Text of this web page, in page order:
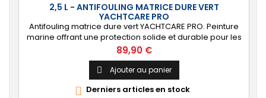
2,5 L - ANTIFOULING MATRICE DURE VERT
YACHTCARE PRO
Antifouling matrice dure vert YACHTCARE PRO. Peinture
marine offrant une protection solide et durable pour les
bateaux en polyester, bois et acier (INCOMPATIBLE
coques aluminium). ⚙️ [Résistant] Protection solide,
durable et anti-salissures qui repoussera algues et
coquillages durant une saison complète. 🔝 [Idéal pour
les bateaux rapides] Permet...
Prix
89,90 €
 Ajouter au panier
 Derniers articles en stock